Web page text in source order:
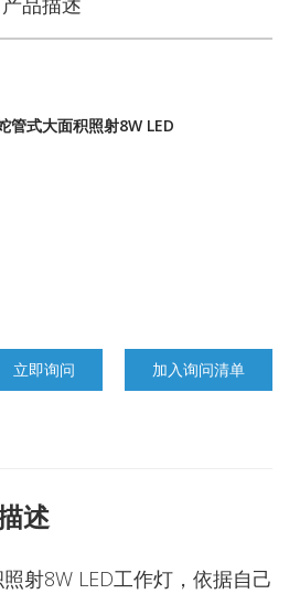
管式大面积照射8W LED
立即询问 加入询问清单
述
射8W LED工作灯，依据自己